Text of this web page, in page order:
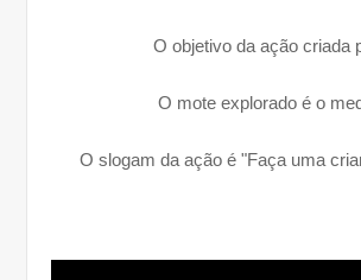
O objetivo da ação criada
O mote explorado é o
O slogam da ação é "Faça uma